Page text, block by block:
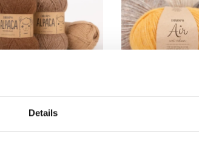
Details
Alpaga super fin 68% Coton / 32%
jusqu'à 50 %